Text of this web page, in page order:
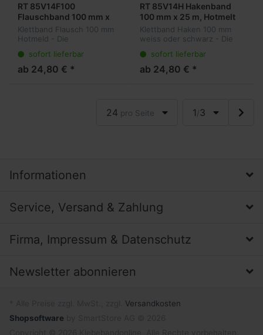
RT 85V14F100
Flauschband 100 mm x
25 m, Hotmelt
Klettband Flausch 100 mm
Hotmeld - Die
zu permanenten
Befestigungsmethoden.
Winzige Haken auf der
sofort lieferbar
ab 24,80 € *
RT 85V14H Hakenband
100 mm x 25 m, Hotmelt
Klettband Haken 100 mm
weiss oder schwarz - Die
zu permanenten
Befestigungsmethoden.
Winzige Haken auf der
sofort lieferbar
ab 24,80 € *
24 pro Seite 1/3
Informationen
Service, Versand & Zahlung
Firma, Impressum & Datenschutz
Newsletter abonnieren
Versandkosten
Shopsoftware